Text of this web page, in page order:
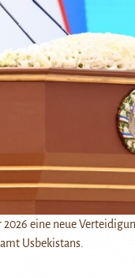
eine neue
Usbekistans.